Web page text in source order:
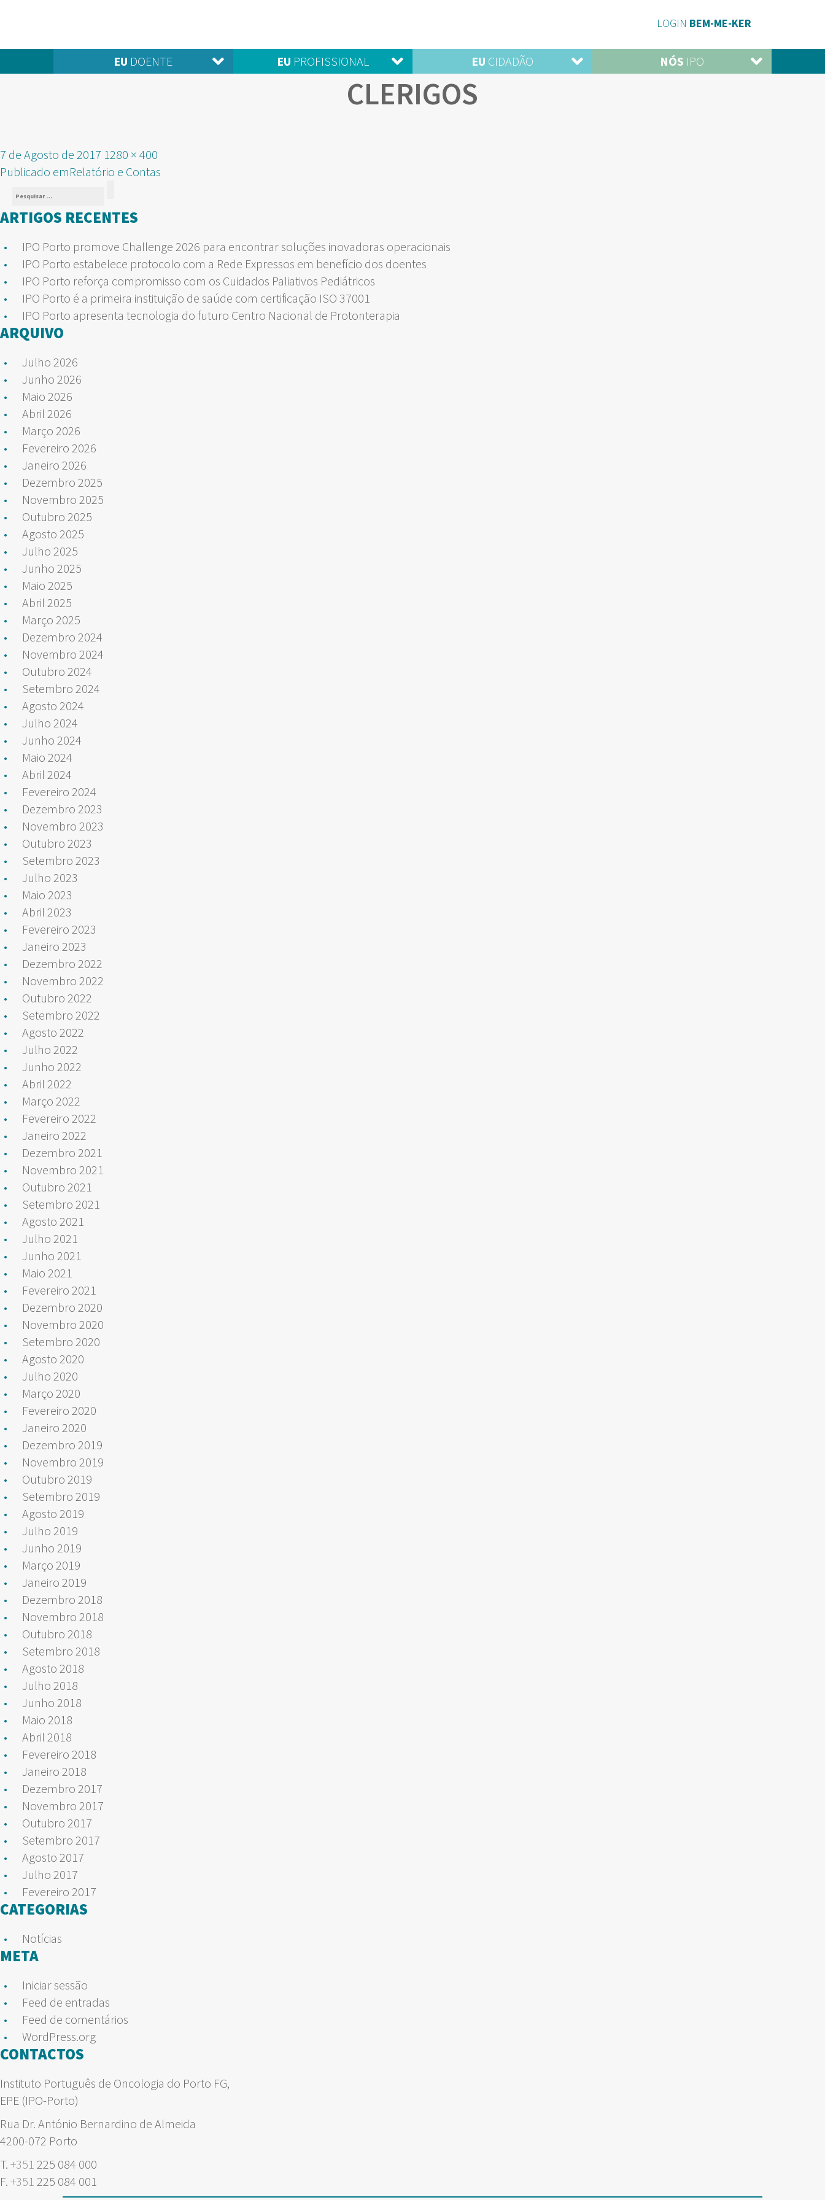
LOGIN BEM-ME-KER
EU DOENTE EU PROFISSIONAL EU CIDADÃO NÓS IPO
CLERIGOS
Publicado
em
7 de Agosto de 2017 Tamanho
real
1280 × 400
NAVEGAÇÃO
DE
ARTIGOS
Publicado emRelatório e Contas
Pesquisar
por:
ARTIGOS RECENTES
IPO Porto promove Challenge 2026 para encontrar soluções inovadoras operacionais
IPO Porto estabelece protocolo com a Rede Expressos em benefício dos doentes
IPO Porto reforça compromisso com os Cuidados Paliativos Pediátricos
IPO Porto é a primeira instituição de saúde com certificação ISO 37001
IPO Porto apresenta tecnologia do futuro Centro Nacional de Protonterapia
ARQUIVO
Julho 2026
Junho 2026
Maio 2026
Abril 2026
Março 2026
Fevereiro 2026
Janeiro 2026
Dezembro 2025
Novembro 2025
Outubro 2025
Agosto 2025
Julho 2025
Junho 2025
Maio 2025
Abril 2025
Março 2025
Dezembro 2024
Novembro 2024
Outubro 2024
Setembro 2024
Agosto 2024
Julho 2024
Junho 2024
Maio 2024
Abril 2024
Fevereiro 2024
Dezembro 2023
Novembro 2023
Outubro 2023
Setembro 2023
Julho 2023
Maio 2023
Abril 2023
Fevereiro 2023
Janeiro 2023
Dezembro 2022
Novembro 2022
Outubro 2022
Setembro 2022
Agosto 2022
Julho 2022
Junho 2022
Abril 2022
Março 2022
Fevereiro 2022
Janeiro 2022
Dezembro 2021
Novembro 2021
Outubro 2021
Setembro 2021
Agosto 2021
Julho 2021
Junho 2021
Maio 2021
Fevereiro 2021
Dezembro 2020
Novembro 2020
Setembro 2020
Agosto 2020
Julho 2020
Março 2020
Fevereiro 2020
Janeiro 2020
Dezembro 2019
Novembro 2019
Outubro 2019
Setembro 2019
Agosto 2019
Julho 2019
Junho 2019
Março 2019
Janeiro 2019
Dezembro 2018
Novembro 2018
Outubro 2018
Setembro 2018
Agosto 2018
Julho 2018
Junho 2018
Maio 2018
Abril 2018
Fevereiro 2018
Janeiro 2018
Dezembro 2017
Novembro 2017
Outubro 2017
Setembro 2017
Agosto 2017
Julho 2017
Fevereiro 2017
CATEGORIAS
Notícias
META
Iniciar sessão
Feed de entradas
Feed de comentários
WordPress.org
CONTACTOS
Instituto Português de Oncologia do Porto FG,
EPE (IPO-Porto)
Rua Dr. António Bernardino de Almeida
4200-072 Porto
T. +351 225 084 000
F. +351 225 084 001